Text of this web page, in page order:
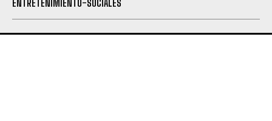
ENTRETENIMIENTO-SOCIALES